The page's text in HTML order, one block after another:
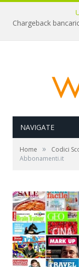
NAVIGATE
Home » Codici
Abbonamenti.it